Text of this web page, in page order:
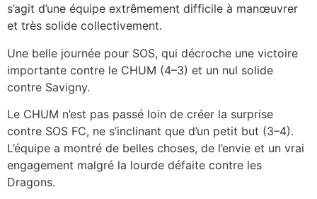
s’agit d’une équipe extrêmement difficile à manœuvrer
et très solide collectivement.
Une belle journée pour SOS, qui décroche une victoire
importante contre le CHUM (4–3) et un nul solide
contre Savigny.
Le CHUM n’est pas passé loin de créer la surprise
contre SOS FC, ne s’inclinant que d’un petit but (3–4).
L’équipe a montré de belles choses, de l’envie et un vrai
engagement malgré la lourde défaite contre les
Dragons.